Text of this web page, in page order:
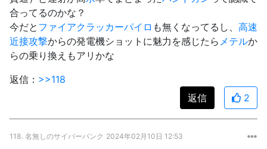
合ってるのかな？
今だと ファイアクラッカーパイロ も無くなってるし、 高速
近接攻撃からの発電機ショットに魅力を感じたら メテルか
らの乗り換えもアリかな
返信： >>118
返信
2
118. 名無しのサイバーパンク 2024年02月10日 12:53